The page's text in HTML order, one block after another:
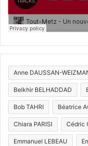
Anne DAUSSAN-
Belkhir BELHADDAD
Bob TAHRI Béatrice
Chiara PARISI Cédric
Emmanuel LEBEAU